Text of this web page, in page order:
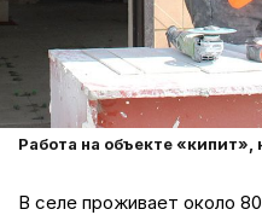
Работа на объекте «кипит»,
В селе проживает около